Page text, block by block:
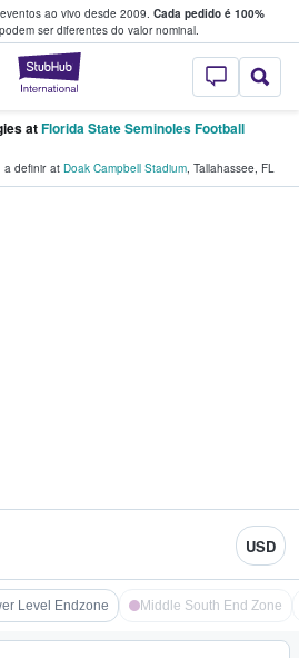
ao vivo desde 2009. Cada pedido é 100%
ser diferentes do valor nominal.
StubHub – onde
vendem bilhetes
atFlorida State Seminoles Football
a definir at Doak Campbell Stadium, Tallahassee, FL
USD
Level Endzone Middle South End Zone